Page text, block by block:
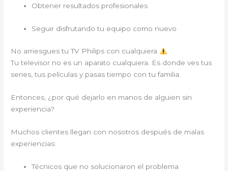
Obtener resultados profesionales
Seguir disfrutando tu equipo como nuevo
No arriesgues tu TV Philips con cualquiera
Tu televisor no es un aparato cualquiera. Es donde ves tus
series, tus películas y pasas tiempo con tu familia.
Entonces, ¿por qué dejarlo en manos de alguien sin
experiencia?
Muchos clientes llegan con nosotros después de malas
experiencias:
Técnicos que no solucionaron el problema